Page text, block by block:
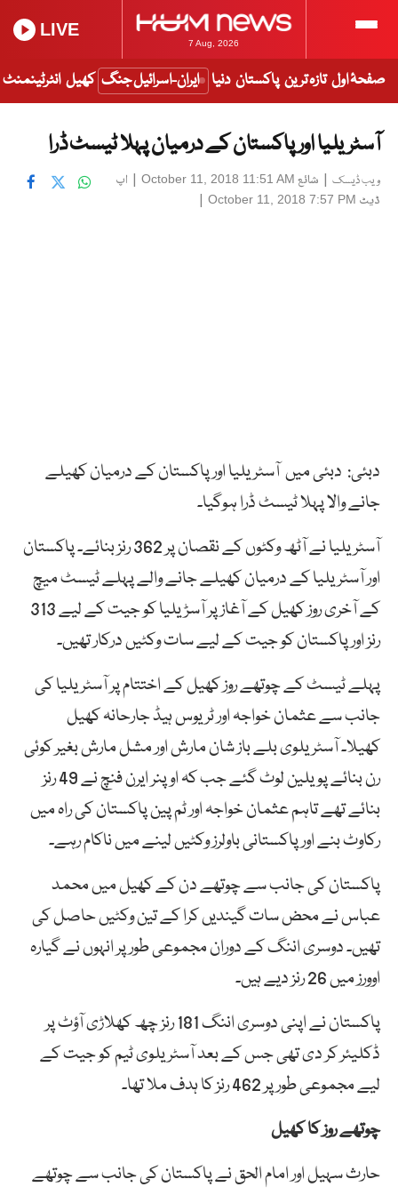
7 Aug, 2026
LIVE
صفحۂ اول تازہ ترین پاکستان دنیا ایران-اسرائیل جنگ کھیل انٹرٹینمنٹ
آسٹریلیا اور پاکستان کے درمیان پہلا ٹیسٹ ڈرا
ویب ڈیسک | شائع October 11, 2018 11:51 AM
| اپ
ڈیٹ October 11, 2018 7:57 PM
|
دبئی: دبئی میں آسٹریلیا اور پاکستان کے درمیان کھیلے
جانے والا پہلا ٹیسٹ ڈرا ہوگیا۔
آسٹریلیا نے آٹھ وکٹوں کے نقصان پر 362 رنز بنائے۔ پاکستان
اور آسٹریلیا کے درمیان کھیلے جانے والے پہلے ٹیسٹ میچ
کے آخری روز کھیل کے آغاز پر آسڑیلیا کو جیت کے لیے 313
رنز اور پاکستان کو جیت کے لیے سات وکٹیں درکار تھیں۔
پہلے ٹیسٹ کے چوتھے روز کھیل کے اختتام پر آسٹریلیا کی
جانب سے عثمان خواجہ اور ٹریوس ہیڈ جارحانہ کھیل
کھیلا۔ آسٹریلوی بلے باز شان مارش اور مشل مارش بغیر کوئی
رن بنائے پویلین لوٹ گئے جب کہ اوپنر ایرن فنچ نے 49 رنز
بنائے تھے تاہم عثمان خواجہ اور ٹم پین پاکستان کی راہ میں
رکاوٹ بنے اور پاکستانی باولرز وکٹیں لینے میں ناکام رہے۔
پاکستان کی جانب سے چوتھے دن کے کھیل میں محمد
عباس نے محض سات گیندیں کرا کے تین وکٹیں حاصل کی
تھیں۔ دوسری اننگ کے دوران مجموعی طور پر انہوں نے گیارہ
اوورز میں 26 رنز دیے ہیں۔
پاکستان نے اپنی دوسری اننگ 181 رنز چھ کھلاڑی آؤٹ پر
ڈکلیئر کر دی تھی جس کے بعد آسٹریلوی ٹیم کو جیت کے
لیے مجموعی طور پر 462 رنز کا ہدف ملا تھا۔
چوتھے روز کا کھیل
حارث سہیل اور امام الحق نے پاکستان کی جانب سے چوتھے